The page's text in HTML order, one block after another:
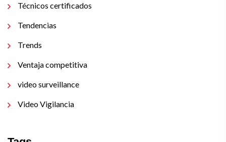
Técnicos certificados
Tendencias
Trends
Ventaja competitiva
video surveillance
Video Vigilancia